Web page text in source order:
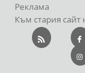
Реклама
Към стария